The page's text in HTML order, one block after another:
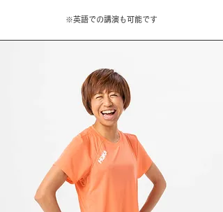
​※英語での講演も可能です